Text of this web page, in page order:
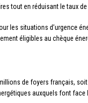
tout en réduisant le taux de
les situations d’urgence
éligibles au chèque
de foyers français,
auxquels font face